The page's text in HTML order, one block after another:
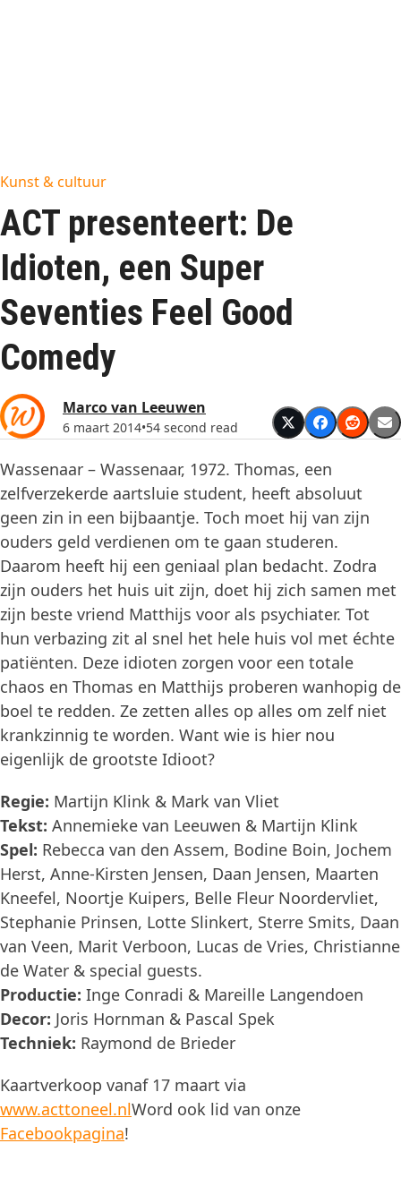
Kunst & cultuur
ACT presenteert: De
Idioten, een Super
Seventies Feel Good
Comedy
Marco van Leeuwen
6 maart 2014•54 second read
Wassenaar – Wassenaar, 1972. Thomas, een
zelfverzekerde aartsluie student, heeft absoluut
geen zin in een bijbaantje. Toch moet hij van zijn
ouders geld verdienen om te gaan studeren.
Daarom heeft hij een geniaal plan bedacht. Zodra
zijn ouders het huis uit zijn, doet hij zich samen met
zijn beste vriend Matthijs voor als psychiater. Tot
hun verbazing zit al snel het hele huis vol met échte
patiënten. Deze idioten zorgen voor een totale
chaos en Thomas en Matthijs proberen wanhopig de
boel te redden. Ze zetten alles op alles om zelf niet
krankzinnig te worden. Want wie is hier nou
eigenlijk de grootste Idioot?
Regie: Martijn Klink & Mark van Vliet
Tekst: Annemieke van Leeuwen & Martijn Klink
Spel: Rebecca van den Assem, Bodine Boin, Jochem
Herst, Anne-Kirsten Jensen, Daan Jensen, Maarten
Kneefel, Noortje Kuipers, Belle Fleur Noordervliet,
Stephanie Prinsen, Lotte Slinkert, Sterre Smits, Daan
van Veen, Marit Verboon, Lucas de Vries, Christianne
de Water & special guests.
Productie: Inge Conradi & Mareille Langendoen
Decor: Joris Hornman & Pascal Spek
Techniek: Raymond de Brieder
Kaartverkoop vanaf 17 maart via
www.acttoneel.nlWord ook lid van onze
Facebookpagina!